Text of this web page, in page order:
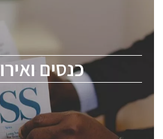
כנסים
לכל העוסקים בתעשיית
held on May 12-13, 2026. The
for everyone involved in the
including engineers,
and senior executives.